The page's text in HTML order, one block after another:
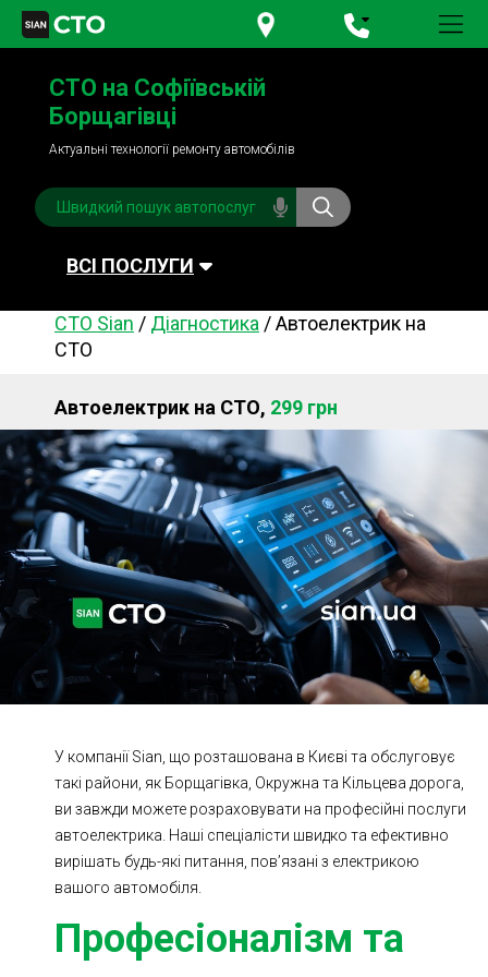
+380 95781-84-84
+380 98791-84-84
СТО на Софіївській
Борщагівці
Актуальні технології ремонту автомобілів
ВСІ ПОСЛУГИ
Автомийка Планове ТО
Обслуговування
кондиціонера
Система охолодження
Діагностика
Ходова частина Зчеплення
ГРМ Шиномонтаж
Запчастини Двигун
Гальмівна система Заміна Ременей
СТО Sian / Діагностика /Автоелектрик на
СТО
Автоелектрик на СТО, 299 грн
У компанії Sian, що розташована в Києві та обслуговує
такі райони, як Борщагівка, Окружна та Кільцева дорога,
ви завжди можете розраховувати на професійні послуги
автоелектрика. Наші спеціалісти швидко та ефективно
вирішать будь-які питання, пов’язані з електрикою
вашого автомобіля.
Професіоналізм та